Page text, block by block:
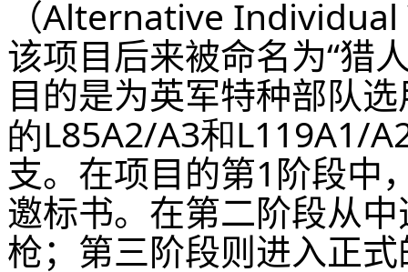
（Alternative
该项目后来被命名为“猎
目的是为英军特种部队
的L85A2/A3和L119A1/
支。在项目的第1阶段中
邀标书。在第二阶段从
枪；第三阶段则进入正